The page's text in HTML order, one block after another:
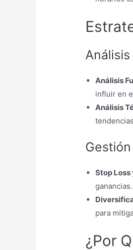
Análisis
influir en
Análisis
Stop
ganancias.
para
¿Por